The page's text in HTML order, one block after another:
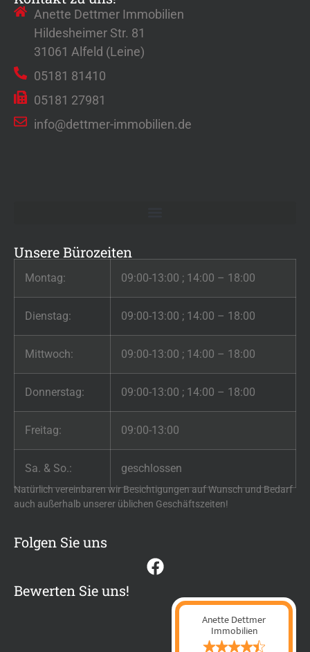
Anette Dettmer Immobilien
Hildesheimer Str. 81
31061 Alfeld (Leine)
05181 81410
05181 27981
info@dettmer-immobilien.de
Unsere Bürozeiten
Montag: 09:00-13:00 ; 14:00 – 18:00
Dienstag: 09:00-13:00 ; 14:00 – 18:00
Mittwoch: 09:00-13:00 ; 14:00 – 18:00
Donnerstag: 09:00-13:00 ; 14:00 – 18:00
Freitag: 09:00-13:00
Sa. & So.: geschlossen
Natürlich vereinbaren wir Besichtigungen auf Wunsch und Bedarf
auch außerhalb unserer üblichen Geschäftszeiten!
Folgen Sie uns
Bewerten Sie uns!
Anette Dettmer
Immobilien